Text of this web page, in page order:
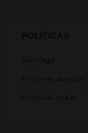
Aviso legal
Política de privacidad
Política de cookies